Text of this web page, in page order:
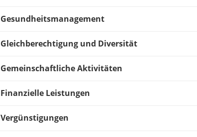
Gesundheitsmanagement
Gleichberechtigung und Diversität
Gemeinschaftliche Aktivitäten
Finanzielle Leistungen
Vergünstigungen